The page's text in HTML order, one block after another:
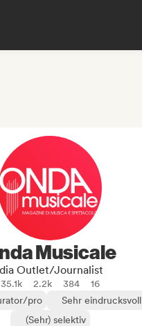
Musicale
Outlet/Journalist
35.1k 2.2k 384
16
pro
Sehr eindrucksvoll
(Sehr) selektiv